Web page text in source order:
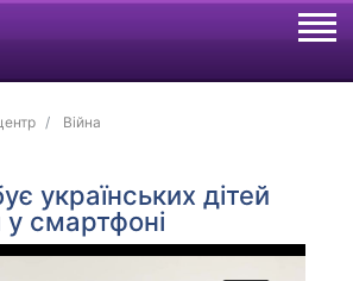
Війна
українських дітей
у смартфоні